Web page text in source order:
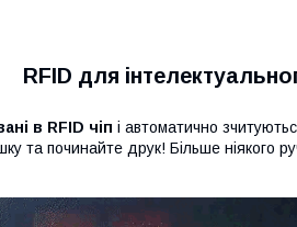
RFID для
в RFID чіп і автоматично
та починайте друк! Більше ніякого